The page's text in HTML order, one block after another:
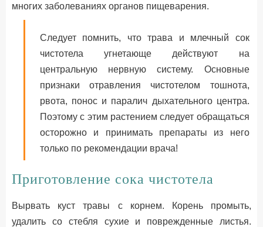
многих заболеваниях органов пищеварения.
Следует помнить, что трава и млечный сок
чистотела угнетающе действуют на
центральную нервную систему. Основные
признаки отравления чистотелом тошнота,
рвота, понос и паралич дыхательного центра.
Поэтому с этим растением следует обращаться
осторожно и принимать препараты из него
только по рекомендации врача!
Приготовление сока чистотела
Вырвать куст травы с корнем. Корень промыть,
удалить со стебля сухие и поврежденные листья.